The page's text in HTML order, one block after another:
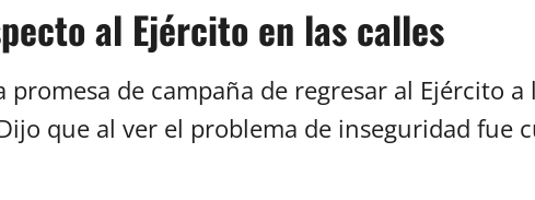
al Ejército en las calles
de campaña de regresar al Ejército
que al ver el problema de inseguridad fue